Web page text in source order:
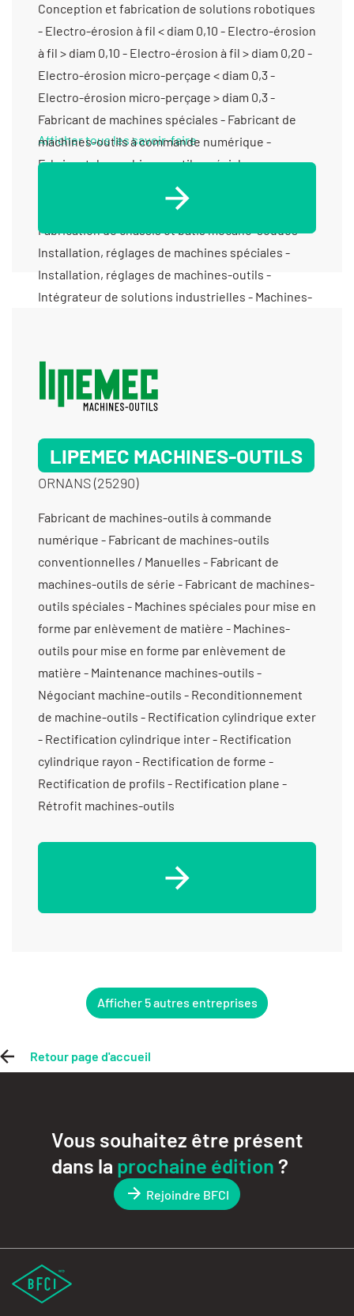
Conception et fabrication de solutions robotiques
- Electro-érosion à fil < diam 0,10 - Electro-érosion
à fil > diam 0,10 - Electro-érosion à fil > diam 0,20 -
Electro-érosion micro-perçage < diam 0,3 -
Electro-érosion micro-perçage > diam 0,3 -
Fabricant de machines spéciales - Fabricant de
machines-outils à commande numérique -
Fabricant de machines-outils spéciales -
Fabrication d'outillage pour le découpage -
Fabrication d’ensembles et de sous-ensembles -
Fabrication de châssis et bâtis mécano-soudés -
Installation, réglages de machines spéciales -
Installation, réglages de machines-outils -
Intégrateur de solutions industrielles - Machines-
Mécanique générale de précision - Micro-usinage
- Micromécanique - Microperçage - Négociant
machines spéciales - Programmation d’automates
(fabrication) - Rétrofit de machines spéciales
Afficher tous les savoir-faire
LIPEMEC MACHINES-OUTILS
ORNANS (25290)
Fabricant de machines-outils à commande
numérique - Fabricant de machines-outils
conventionnelles / Manuelles - Fabricant de
machines-outils de série - Fabricant de machines-
outils spéciales - Machines spéciales pour mise en
forme par enlèvement de matière - Machines-
outils pour mise en forme par enlèvement de
matière - Maintenance machines-outils -
Négociant machine-outils - Reconditionnement
de machine-outils - Rectification cylindrique exter
- Rectification cylindrique inter - Rectification
cylindrique rayon - Rectification de forme -
Rectification de profils - Rectification plane -
Rétrofit machines-outils
Afficher 5 autres entreprises
Retour page d'accueil
Vous souhaitez être présent
dans la prochaine édition?
Rejoindre BFCI